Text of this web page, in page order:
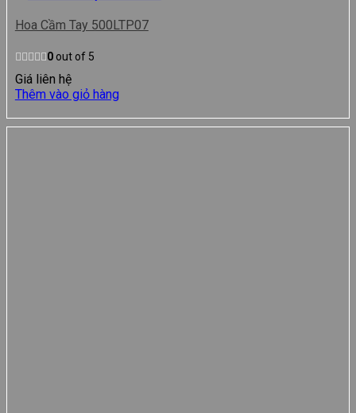
Hoa Cầm Tay 500LTP07
0out of 5
Giá liên hệ
Thêm vào giỏ hàng